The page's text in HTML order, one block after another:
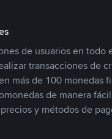
de usuarios en todo
transacciones de
más de 100 monedas
de manera
y métodos de